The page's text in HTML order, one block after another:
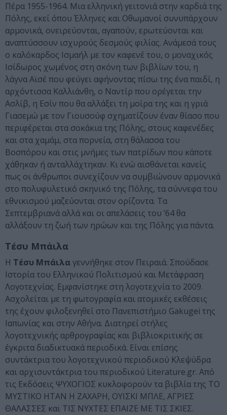
Πέρα 1955-1964. Μια ελληνική γειτονιά στην καρδιά της
Πόλης, εκεί όπου Έλληνες και Οθωμανοί συνυπάρχουν
αρμονικά, ονειρεύονται, αγαπούν, ερωτεύονται και
αναπτύσσουν ισχυρούς δεσμούς φιλίας. Ανάμεσά τους
ο καλόκαρδος Ισμαήλ με τον καφενέ του, ο μοναχικός
Ισίδωρος χωμένος στη σκόνη των βιβλίων του, η
λάγνα Αϊσέ που φεύγει αφήνοντας πίσω της ένα παιδί, η
αρχόντισσα Καλλιάνθη, ο Ναντίρ που ορέγεται την
Ασλίβ, η Εσίν που θα αλλάξει τη μοίρα της και η γριά
Γιασεμώ με τον Γιουσούφ σχηματίζουν έναν θίασο που
περιφέρεται στα σοκάκια της Πόλης, στους καφενέδες
και στα χαμάμ, στα πορνεία, στη θάλασσα του
Βοσπόρου και στις μνήμες των πατρίδων που κάποτε
χάθηκαν ή ανταλλάχτηκαν. Κι ενώ αισθάνεται κανείς
πως οι άνθρωποι συνεχίζουν να συμβιώνουν αρμονικά
στο πολυφυλετικό σκηνικό της Πόλης, τα σύννεφα του
εθνικισμού μαζεύονται στον ορίζοντα. Τα
Σεπτεμβριανά αλλά και οι απελάσεις του ’64 θα
αλλάξουν τη ζωή των ηρώων και της Πόλης για πάντα.
Τέσυ Μπάιλα
Η Τέσυ Μπάιλαγεννήθηκε στον Πειραιά. Σπούδασε
Ιστορία του Ελληνικού Πολιτισμού και Μετάφραση
Λογοτεχνίας. Εμφανίστηκε στη λογοτεχνία το 2009.
Ασχολείται με τη φωτογραφία και ατομικές εκθέσεις
της έχουν φιλοξενηθεί στο Πανεπιστήμιο Gakugei της
Ιαπωνίας και στην Αθήνα. Διατηρεί στήλες
λογοτεχνικής αρθρογραφίας και βιβλιοκριτικής σε
έγκριτα διαδικτυακά περιοδικά. Είναι επίσης
συντάκτρια του λογοτεχνικού περιοδικού Κλεψύδρα
και αρχισυντάκτρια του περιοδικού Literature.gr. Από
τις Eκδόσεις ΨΥΧΟΓΙΟΣ κυκλοφορούν τα βιβλία της ΤΟ
ΜΥΣΤΙΚΟ ΗΤΑΝ Η ΖΑΧΑΡΗ, ΟΥΙΣΚΙ ΜΠΛΕ, ΑΓΡΙΕΣ
ΘΑΛΑΣΣΕΣ και ΤΙΣ ΝΥΧΤΕΣ ΕΠΑΙΖΕ ΜΕ ΤΙΣ ΣΚΙΕΣ.